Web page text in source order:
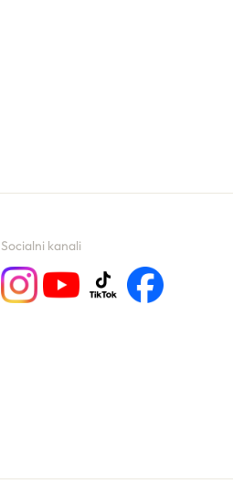
Socialni kanali